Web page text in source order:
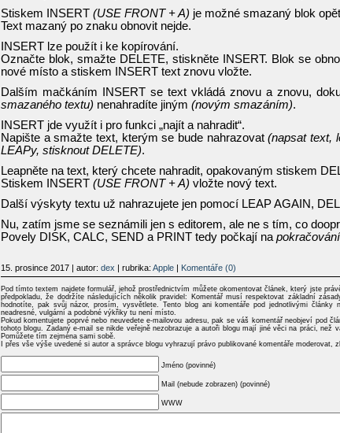
Stiskem INSERT (USE FRONT + A) je možné smazaný blok
Text mazaný po znaku obnovit nejde.
INSERT lze použít i ke kopírování.
Označte blok, smažte DELETE, stiskněte INSERT. Blok se
nové místo a stiskem INSERT text znovu vložte.
Dalším mačkáním INSERT se text vkládá znovu a znovu,
smazaného textu) nenahradíte jiným (novým smazáním).
INSERT jde využít i pro funkci „najít a nahradit“.
Napište a smažte text, kterým se bude nahrazovat(napsat text,
LEAPy, stisknout DELETE).
Leapněte na text, který chcete nahradit, opakovaným stiskem
Stiskem INSERT (USE FRONT + A) vložte nový text.
Další výskyty textu už nahrazujete jen pomocí LEAP AGAIN,
Nu, zatím jsme se seznámili jen s editorem, ale ne s tím, co
Povely DISK, CALC, SEND a PRINT tedy počkají na
15. prosince 2017 | autor: dex | rubrika: Apple | Komentáře (0)
Pod tímto textem najdete formulář, jehož prostřednictvím můžete okomentovat článek, který jste
předpokladu, že dodržíte následujících několik pravidel: Komentář musí respektovat základní
hodnotíte, pak svůj názor, prosím, vysvětlete. Tento blog ani komentáře pod jednotlivými
neadresné, vulgární a podobné výkřiky tu není místo.
Pokud komentujete poprvé nebo neuvedete e-mailovou adresu, pak se váš komentář neobjeví pod
tohoto blogu. Zadaný e-mail se nikde veřejně nezobrazuje a autoři blogu mají jiné věci na práci, než
Pomůžete tím zejména sami sobě.
I přes vše výše uvedené si autor a správce blogu vyhrazují právo publikované komentáře moderovat,
Jméno (povinné)
Mail (nebude zobrazen) (povinné)
WWW